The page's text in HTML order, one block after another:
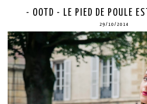
- OOTD - LE PIED DE POULE
29/10/2014